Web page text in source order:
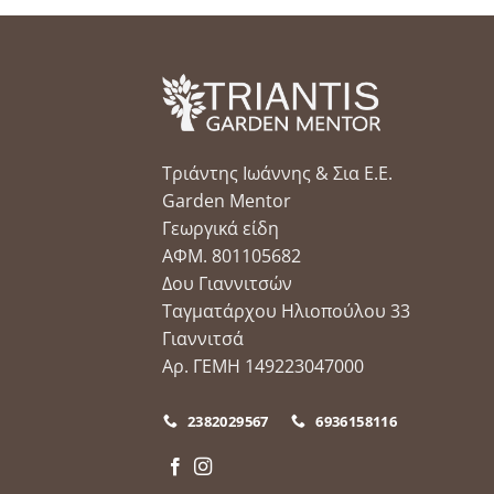
Τριάντης Ιωάννης & Σια Ε.Ε.
Garden Mentor
Γεωργικά είδη
ΑΦΜ. 801105682
Δου Γιαννιτσών
Ταγματάρχου Ηλιοπούλου 33
Γιαννιτσά
Αρ. ΓΕΜΗ 149223047000
2382029567 6936158116